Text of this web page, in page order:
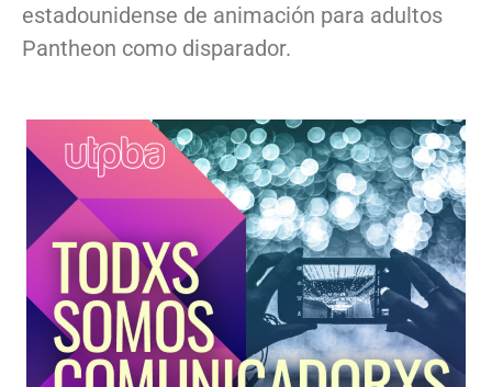
estadounidense de animación para adultos
Pantheon como disparador.